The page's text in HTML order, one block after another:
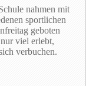
nahmen mit
sportlichen
geboten
viel erlebt,
verbuchen.